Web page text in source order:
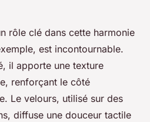
rôle clé dans cette harmonie
est incontournable.
il apporte une texture
renforçant le côté
Le velours, utilisé sur des
diffuse une douceur tactile